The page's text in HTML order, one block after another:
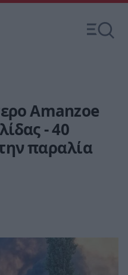
Amanzoe
- 40
παραλία